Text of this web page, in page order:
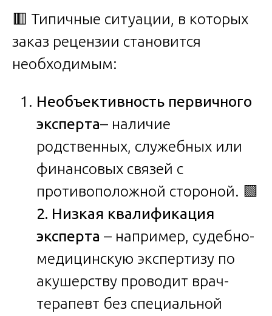
🟥 Типичные ситуации, в которых
заказ рецензии становится
необходимым:
Необъективность первичного
эксперта– наличие
родственных, служебных или
финансовых связей с
противоположной стороной. 🟩
2. Низкая квалификация
эксперта – например, судебно-
медицинскую экспертизу по
акушерству проводит врач-
терапевт без специальной